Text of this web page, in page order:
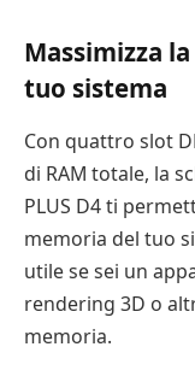
Massimizza
tuo sistema
Con quattro slot
di RAM totale, la
PLUS D4 ti
memoria del tuo
utile se sei un
rendering 3D o
memoria.